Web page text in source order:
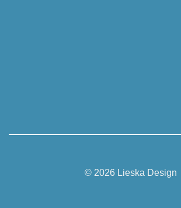
© 2026 Lieska Design